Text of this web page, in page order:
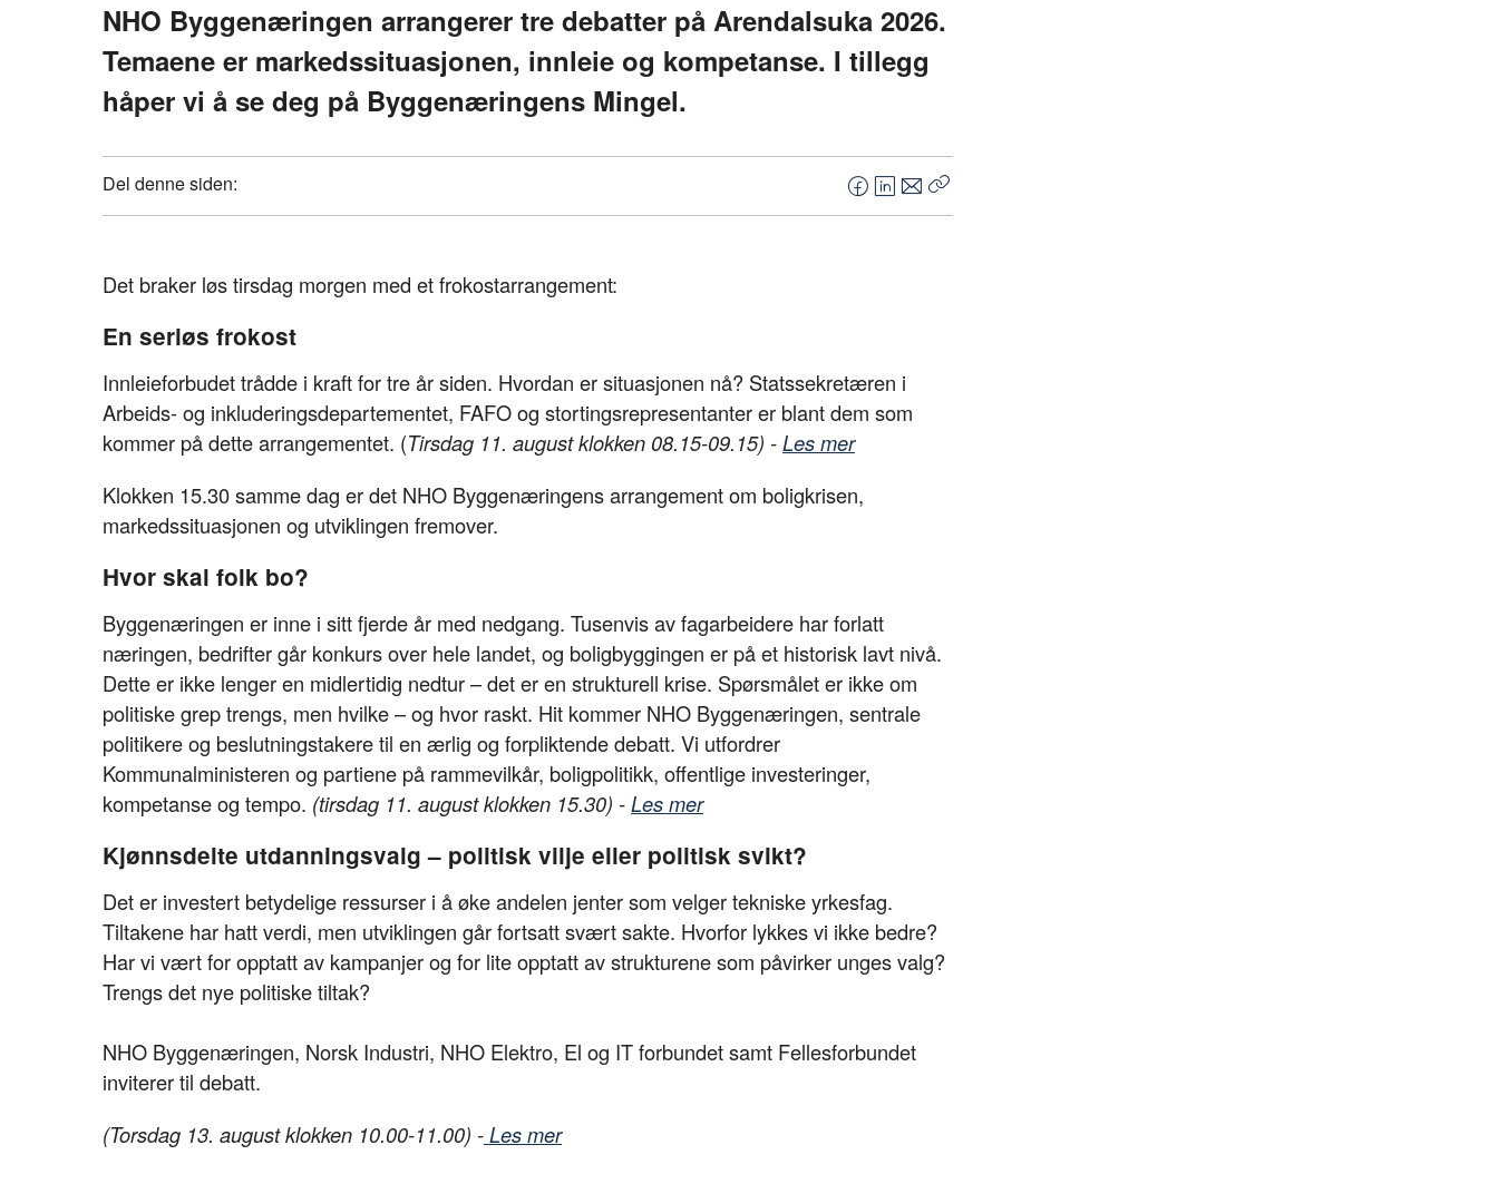
NHO Byggenæringen arrangerer tre debatter på Arendalsuka 2026.
Temaene er markedssituasjonen, innleie og kompetanse. I tillegg
håper vi å se deg på Byggenæringens Mingel.
Del denne siden:
F
a
k
L
i
n
E
-
Kopier
Det braker løs tirsdag morgen med et frokostarrangement:
En seriøs frokost
Innleieforbudet trådde i kraft for tre år siden. Hvordan er situasjonen nå? Statssekretæren i
Arbeids- og inkluderingsdepartementet, FAFO og stortingsrepresentanter er blant dem som
kommer på dette arrangementet. (Tirsdag 11. august klokken 08.15-09.15) -Les mer
Klokken 15.30 samme dag er det NHO Byggenæringens arrangement om boligkrisen,
markedssituasjonen og utviklingen fremover.
Hvor skal folk bo?
Byggenæringen er inne i sitt fjerde år med nedgang. Tusenvis av fagarbeidere har forlatt
næringen, bedrifter går konkurs over hele landet, og boligbyggingen er på et historisk lavt nivå.
Dette er ikke lenger en midlertidig nedtur – det er en strukturell krise. Spørsmålet er ikke om
politiske grep trengs, men hvilke – og hvor raskt. Hit kommer NHO Byggenæringen, sentrale
politikere og beslutningstakere til en ærlig og forpliktende debatt. Vi utfordrer
Kommunalministeren og partiene på rammevilkår, boligpolitikk, offentlige investeringer,
kompetanse og tempo. (tirsdag 11. august klokken 15.30) -Les mer
Kjønnsdelte utdanningsvalg – politisk vilje eller politisk svikt?
Det er investert betydelige ressurser i å øke andelen jenter som velger tekniske yrkesfag.
Tiltakene har hatt verdi, men utviklingen går fortsatt svært sakte. Hvorfor lykkes vi ikke bedre?
Har vi vært for opptatt av kampanjer og for lite opptatt av strukturene som påvirker unges valg?
Trengs det nye politiske tiltak?
NHO Byggenæringen, Norsk Industri, NHO Elektro, El og IT forbundet samt Fellesforbundet
inviterer til debatt.
(Torsdag 13. august klokken 10.00-11.00) -Les mer